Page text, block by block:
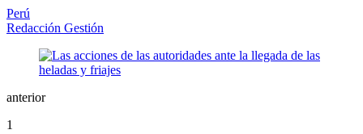
Perú
Redacción Gestión
anterior
1